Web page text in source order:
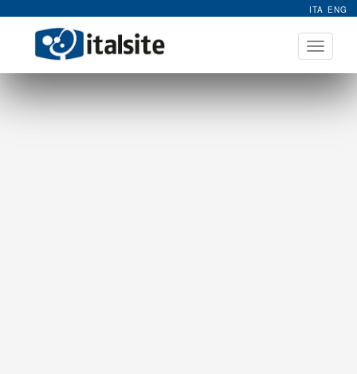
ITA ENG
Apri
menu